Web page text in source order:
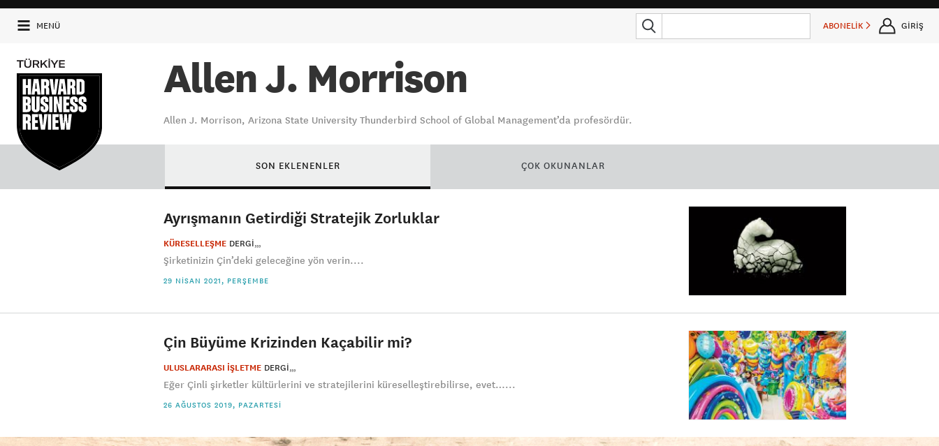
MENÜ ABONELİK GİRİŞ
Allen J. Morrison
Allen J. Morrison, Arizona State University Thunderbird School of Global Management’da profesördür.
SON EKLENENLER ÇOK OKUNANLAR
Ayrışmanın Getirdiği Stratejik Zorluklar
KÜRESELLEŞME DERGI
Şirketinizin Çin’deki geleceğine yön verin....
29 NISAN 2021, PERŞEMBE
Çin Büyüme Krizinden Kaçabilir mi?
ULUSLARARASI İŞLETME DERGI
Eğer Çinli şirketler kültürlerini ve stratejilerini küreselleştirebilirse, evet…...
26 AĞUSTOS 2019, PAZARTESI